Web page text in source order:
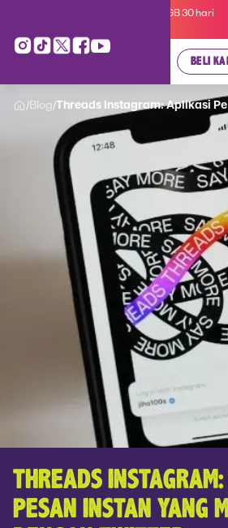
Kartu Perdana AXIS Suka-Suka 3GB 30 hari
BELI
/ Blog/Threads Instagram: Aplikasi
THREADS
PESAN INSTAN YANG